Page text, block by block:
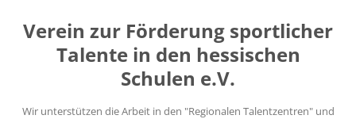
springen
Verein zur Förderung sportlicher
Talente in den hessischen
Schulen e.V.
Wir unterstützen die Arbeit in den "Regionalen Talentzentren" und